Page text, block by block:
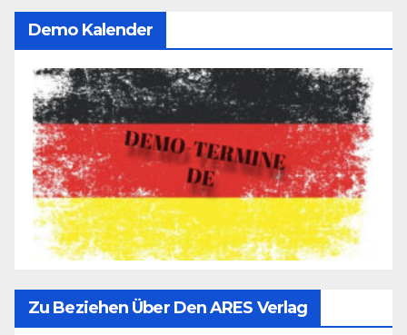
Demo Kalender
Zu Beziehen Über Den ARES Verlag